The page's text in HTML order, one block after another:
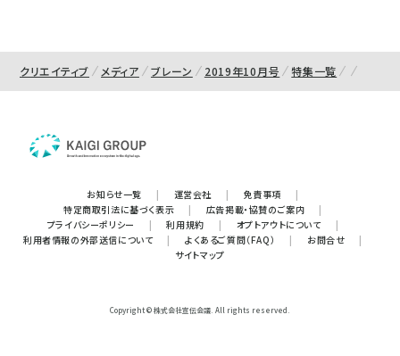
クリエイティブ メディア ブレーン 2019年10月号 特集一覧
お知らせ一覧 | 運営会社 | 免責事項
|
特定商取引法に基づく表示
| 広告掲載・協賛のご案内
|
プライバシーポリシー
| 利用規約 | オプトアウトについて
|
利用者情報の外部送信について
| よくあるご質問（FAQ） | お問合せ
|
サイトマップ
Copyright © 株式会社宣伝会議. All rights reserved.